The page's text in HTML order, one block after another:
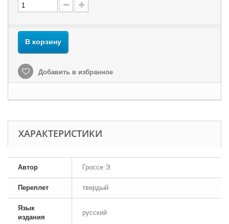
В корзину
Добавить в избранное
ХАРАКТЕРИСТИКИ
Автор Гроссе Э.
Переплет твердый
Язык
издания
русский